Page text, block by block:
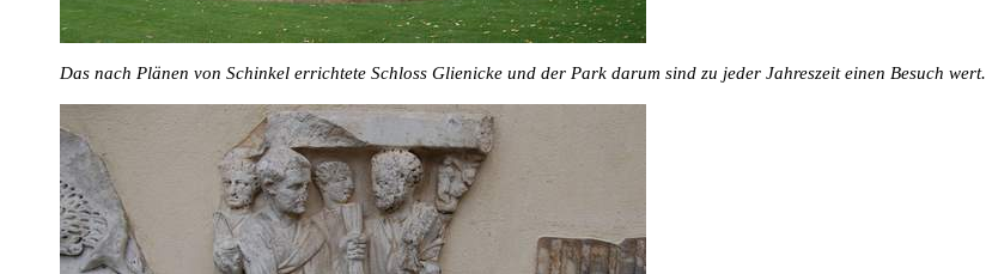
Das nach Plänen von Schinkel errichtete Schloss Glienicke und der Park darum sind zu jeder Jahreszeit einen Besuch wert.